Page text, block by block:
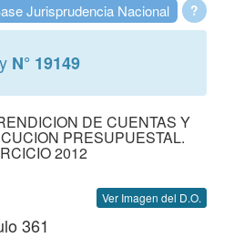
?
Jurisprudencia Nacional
N° 19149
DE CUENTAS Y
PRESUPUESTAL.
2012
Ver Imagen del D.O.
361